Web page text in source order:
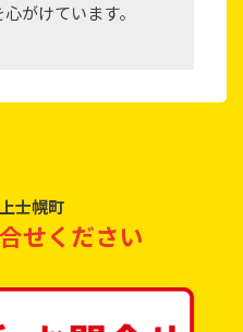
がけています。
士幌町
せください